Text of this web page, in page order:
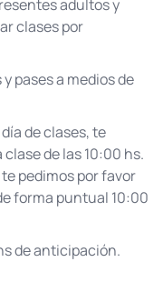
adultos y
clases por
pases a medios de
de clases, te
de las 10:00 hs.
pedimos por favor
forma puntual 10:00
de anticipación.